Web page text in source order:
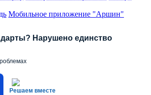
Мобильное приложение "Аршин"
Нарушено единство
Решаем вместе